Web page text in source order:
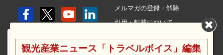
メルマガの登録・解除
引用・転載について
利用規約
観光産業ニュース「トラベルボイス」編集